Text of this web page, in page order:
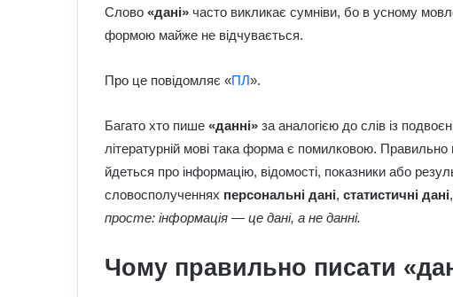
Слово «дані» часто викликає сумніви, бо в усному
формою майже не відчувається.
Про це повідомляє «ПЛ».
Багато хто пише «данні» за аналогією до слів із
літературній мові така форма є помилковою. Правильно
йдеться про інформацію, відомості, показники або
словосполученнях персональні дані, статистичні дані,
просте: інформація — це дані, а не данні.
Чому правильно писати